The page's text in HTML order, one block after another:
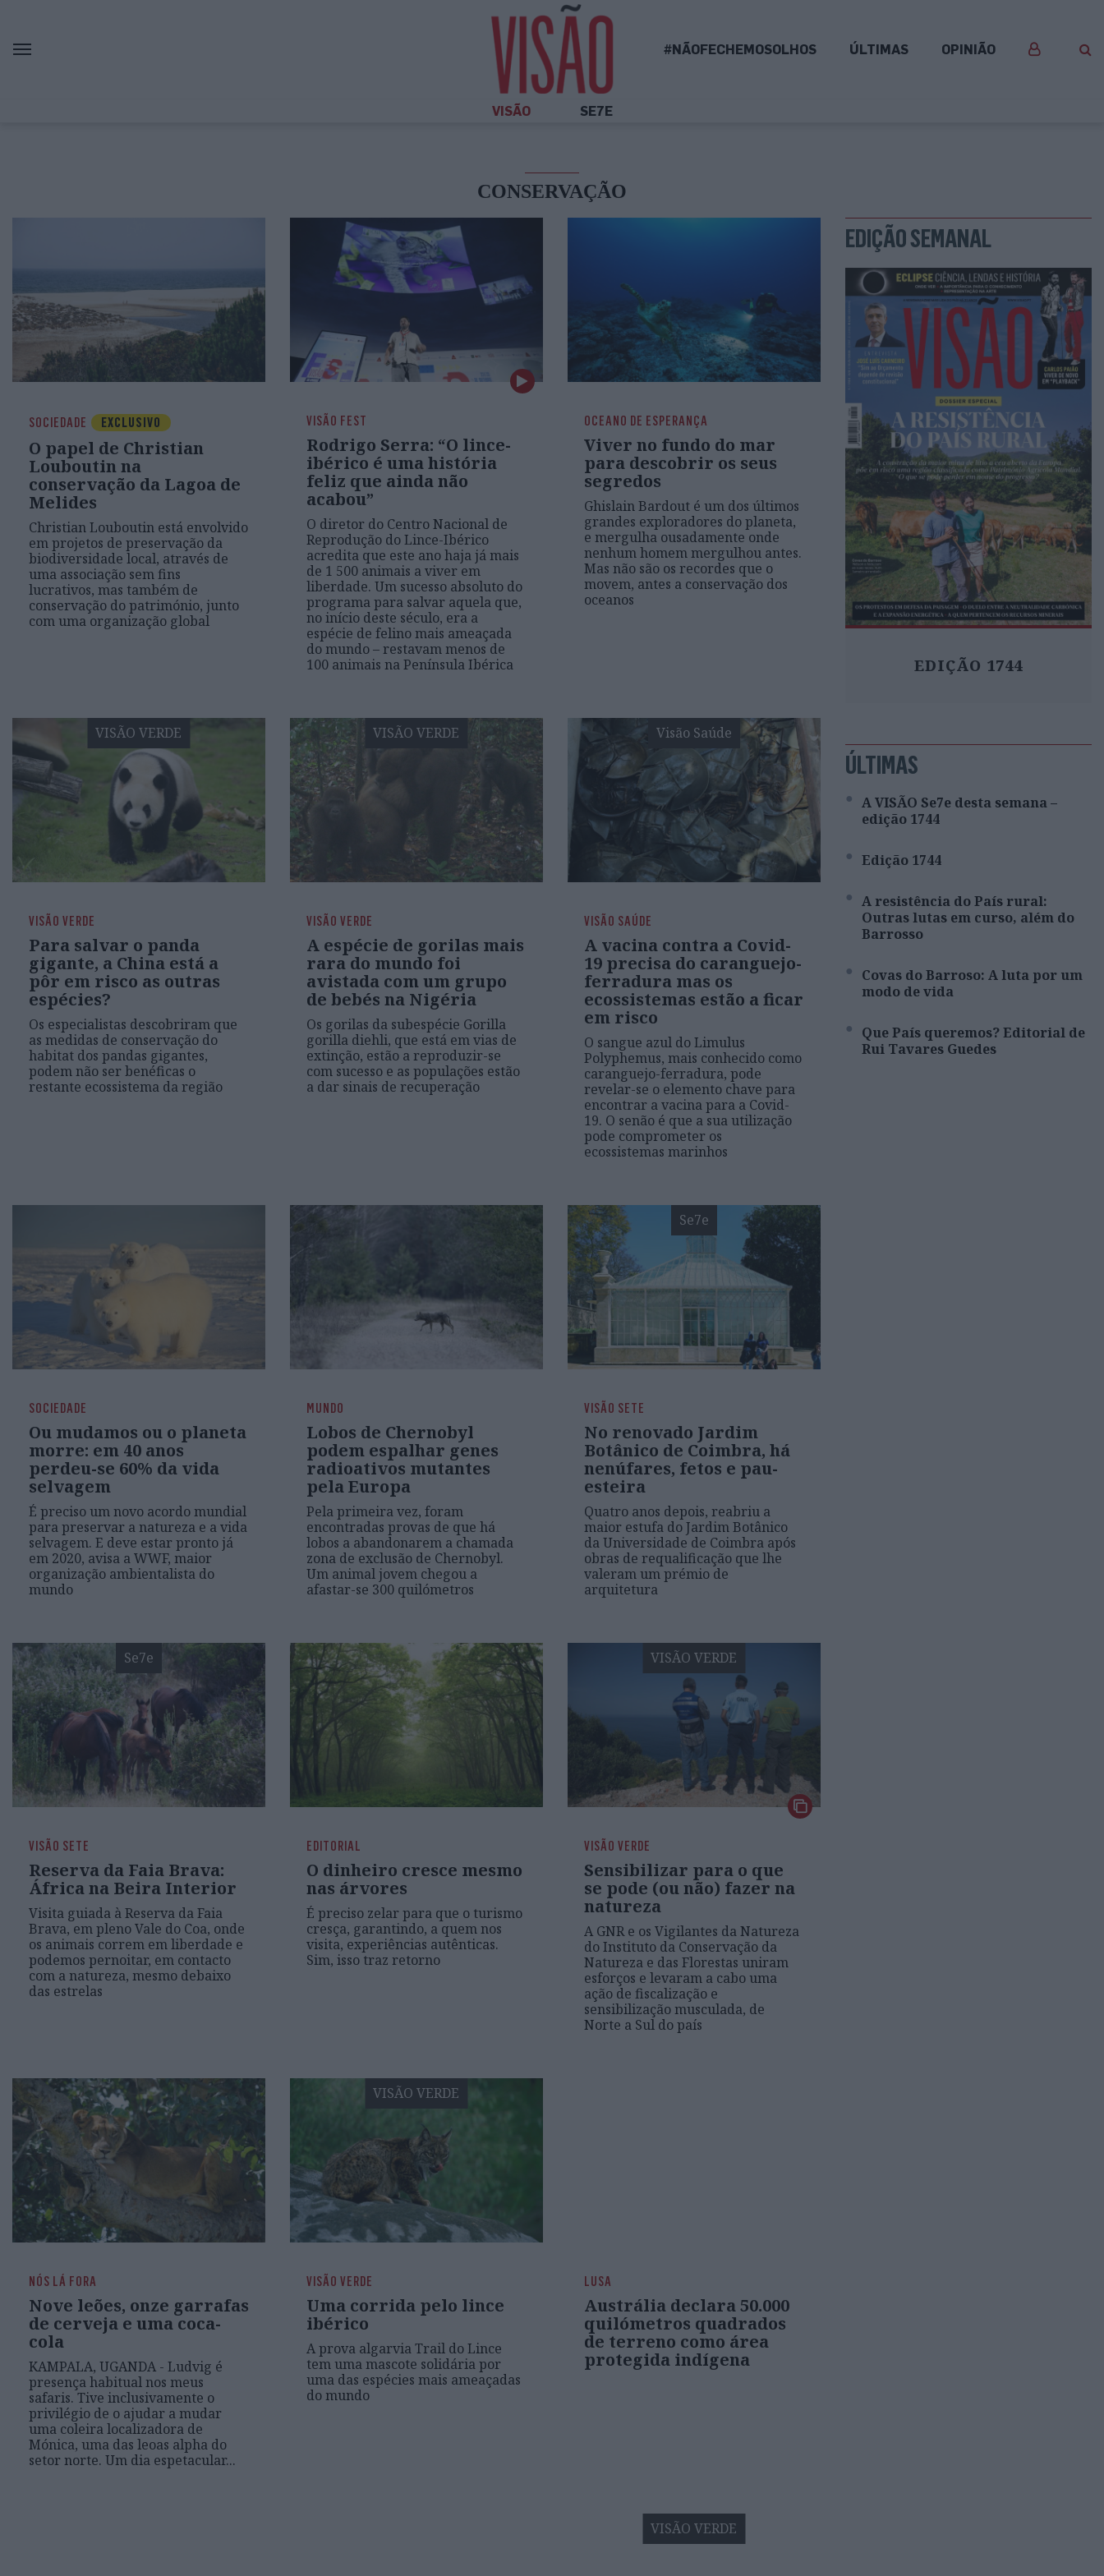
#NÃOFECHEMOSOLHOS ÚLTIMAS OPINIÃO
VISÃO SE7E
CONSERVAÇÃO
SOCIEDADE EXCLUSIVO
O papel de Christian
Louboutin na
conservação da Lagoa de
Melides
Christian Louboutin está envolvido
em projetos de preservação da
biodiversidade local, através de
uma associação sem fins
lucrativos, mas também de
conservação do património, junto
com uma organização global
VISÃO FEST
Rodrigo Serra: “O lince-
ibérico é uma história
feliz que ainda não
acabou”
O diretor do Centro Nacional de
Reprodução do Lince-Ibérico
acredita que este ano haja já mais
de 1 500 animais a viver em
liberdade. Um sucesso absoluto do
programa para salvar aquela que,
no início deste século, era a
espécie de felino mais ameaçada
do mundo – restavam menos de
100 animais na Península Ibérica
OCEANO DE ESPERANÇA
Viver no fundo do mar
para descobrir os seus
segredos
Ghislain Bardout é um dos últimos
grandes exploradores do planeta,
e mergulha ousadamente onde
nenhum homem mergulhou antes.
Mas não são os recordes que o
movem, antes a conservação dos
oceanos
VISÃO VERDE
VISÃO VERDE
Para salvar o panda
gigante, a China está a
pôr em risco as outras
espécies?
Os especialistas descobriram que
as medidas de conservação do
habitat dos pandas gigantes,
podem não ser benéficas o
restante ecossistema da região
VISÃO VERDE
VISÃO VERDE
A espécie de gorilas mais
rara do mundo foi
avistada com um grupo
de bebés na Nigéria
Os gorilas da subespécie Gorilla
gorilla diehli, que está em vias de
extinção, estão a reproduzir-se
com sucesso e as populações estão
a dar sinais de recuperação
Visão Saúde
VISÃO SAÚDE
A vacina contra a Covid-
19 precisa do caranguejo-
ferradura mas os
ecossistemas estão a ficar
em risco
O sangue azul do Limulus
Polyphemus, mais conhecido como
caranguejo-ferradura, pode
revelar-se o elemento chave para
encontrar a vacina para a Covid-
19. O senão é que a sua utilização
pode comprometer os
ecossistemas marinhos
SOCIEDADE
Ou mudamos ou o planeta
morre: em 40 anos
perdeu-se 60% da vida
selvagem
É preciso um novo acordo mundial
para preservar a natureza e a vida
selvagem. E deve estar pronto já
em 2020, avisa a WWF, maior
organização ambientalista do
mundo
MUNDO
Lobos de Chernobyl
podem espalhar genes
radioativos mutantes
pela Europa
Pela primeira vez, foram
encontradas provas de que há
lobos a abandonarem a chamada
zona de exclusão de Chernobyl.
Um animal jovem chegou a
afastar-se 300 quilómetros
Se7e
VISÃO SETE
No renovado Jardim
Botânico de Coimbra, há
nenúfares, fetos e pau-
esteira
Quatro anos depois, reabriu a
maior estufa do Jardim Botânico
da Universidade de Coimbra após
obras de requalificação que lhe
valeram um prémio de
arquitetura
Se7e
VISÃO SETE
Reserva da Faia Brava:
África na Beira Interior
Visita guiada à Reserva da Faia
Brava, em pleno Vale do Coa, onde
os animais correm em liberdade e
podemos pernoitar, em contacto
com a natureza, mesmo debaixo
das estrelas
EDITORIAL
O dinheiro cresce mesmo
nas árvores
É preciso zelar para que o turismo
cresça, garantindo, a quem nos
visita, experiências autênticas.
Sim, isso traz retorno
VISÃO VERDE
VISÃO VERDE
Sensibilizar para o que
se pode (ou não) fazer na
natureza
A GNR e os Vigilantes da Natureza
do Instituto da Conservação da
Natureza e das Florestas uniram
esforços e levaram a cabo uma
ação de fiscalização e
sensibilização musculada, de
Norte a Sul do país
NÓS LÁ FORA
Nove leões, onze garrafas
de cerveja e uma coca-
cola
KAMPALA, UGANDA - Ludvig é
presença habitual nos meus
safaris. Tive inclusivamente o
privilégio de o ajudar a mudar
uma coleira localizadora de
Mónica, uma das leoas alpha do
setor norte. Um dia espetacular...
VISÃO VERDE
VISÃO VERDE
Uma corrida pelo lince
ibérico
A prova algarvia Trail do Lince
tem uma mascote solidária por
uma das espécies mais ameaçadas
do mundo
LUSA
Austrália declara 50.000
quilómetros quadrados
de terreno como área
protegida indígena
VISÃO VERDE
EDIÇÃO SEMANAL
EDIÇÃO 1744
ÚLTIMAS
A VISÃO Se7e desta semana –
edição 1744
Edição 1744
A resistência do País rural:
Outras lutas em curso, além do
Barrosso
Covas do Barroso: A luta por um
modo de vida
Que País queremos? Editorial de
Rui Tavares Guedes